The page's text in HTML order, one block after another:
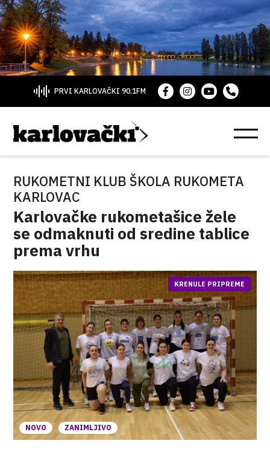
PRVI KARLOVAČKI 90.1FM
RUKOMETNI KLUB ŠKOLA RUKOMETA
KARLOVAC
Karlovačke rukometašice žele
se odmaknuti od sredine tablice
prema vrhu
NOVO ZANIMLJIVO
KRENULE PRIPREME